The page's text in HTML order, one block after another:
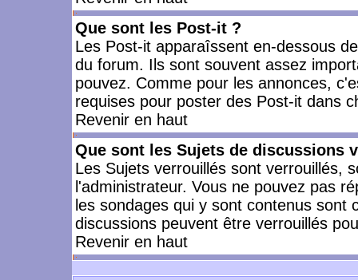
Que sont les Post-it ?
Les Post-it apparaîssent en-dessous
du forum. Ils sont souvent assez
pouvez. Comme pour les annonces,
requises pour poster des Post-it dans
Revenir en haut
Que sont les Sujets de discussions
Les Sujets verrouillés sont verrouillés,
l'administrateur. Vous ne pouvez pas
les sondages qui y sont contenus
discussions peuvent être verrouillés
Revenir en haut